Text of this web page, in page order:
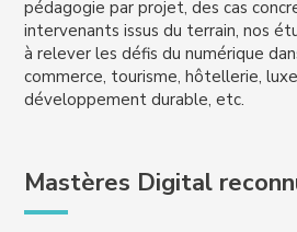
pédagogie par projet, des cas
intervenants issus du terrain, nos
à relever les défis du numérique
commerce, tourisme, hôtellerie,
développement durable, etc.
Mastères Digital